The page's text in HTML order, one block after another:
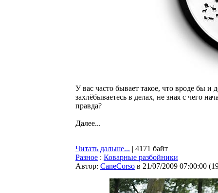
У вас часто бывает такое, что вроде бы
захлёбываетесь в делах, не зная с чего
правда?
Далее...
Читать дальше... | 4171 байт
Разное : Коварные разбойники
Автор: CaneCorso в 21/07/2009 07:00:00 (